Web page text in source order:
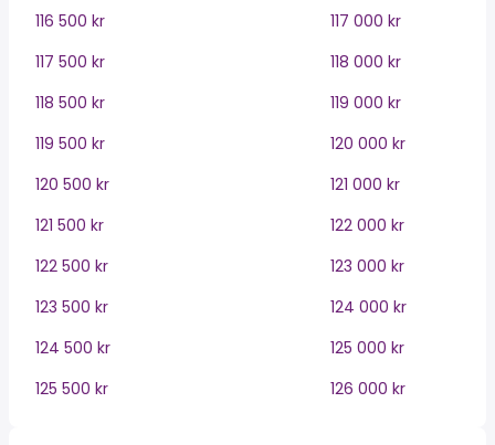
116 500 kr
117 000 kr
117 500 kr
118 000 kr
118 500 kr
119 000 kr
119 500 kr
120 000 kr
120 500 kr
121 000 kr
121 500 kr
122 000 kr
122 500 kr
123 000 kr
123 500 kr
124 000 kr
124 500 kr
125 000 kr
125 500 kr
126 000 kr